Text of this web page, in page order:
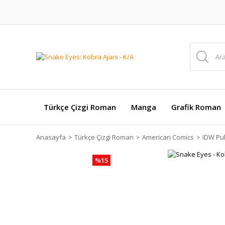
Türkçe Çizgi Roman Manga Grafik Roman
Anasayfa Türkçe Çizgi Roman American Comics IDW
%15